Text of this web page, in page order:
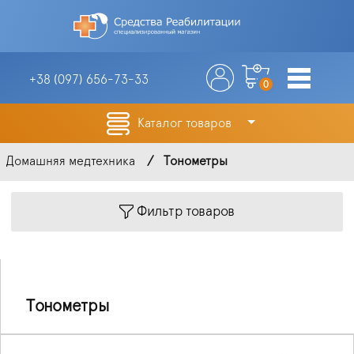
+38 (097) 656-73-33 0
Каталог товаров
Домашняя медтехника Тонометры
Фильтр товаров
Тонометры